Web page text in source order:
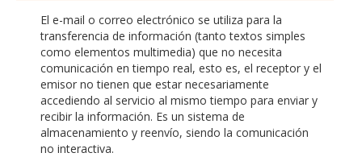
El e-mail o correo electrónico se utiliza para la
transferencia de información (tanto textos simples
como elementos multimedia) que no necesita
comunicación en tiempo real, esto es, el receptor y el
emisor no tienen que estar necesariamente
accediendo al servicio al mismo tiempo para enviar y
recibir la información. Es un sistema de
almacenamiento y reenvío, siendo la comunicación
no interactiva.